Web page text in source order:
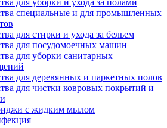
для уборки и ухода за полами
специальные и для промышленных
для стирки и ухода за бельем
для посудомоечных машин
для уборки санитарных
для деревянных и паркетных полов
для чистки ковровых покрытий и
с жидким мылом